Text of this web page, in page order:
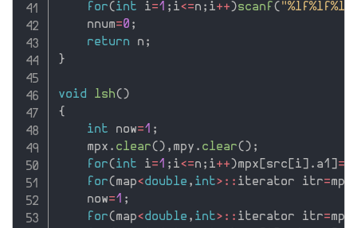
for(int i=1 ; i<=n ; i++)scanf (
    nnum
=0 ;
return n ;
}
void lsh()
{
int now=1 ;
    mpx
. clear() , mpy . clear() ;
for(int i=1 ; i<=n ; i++)mpx [src [i] . a1 ] =
for(map<double , int> :: iterator itr=mpx
    now
=1 ;
for(map<double , int> :: iterator itr=mpy